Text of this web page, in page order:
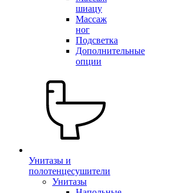
шиацу
Массаж
ног
Подсветка
Дополнительные
опции
Унитазы и
полотенцесушители
Унитазы